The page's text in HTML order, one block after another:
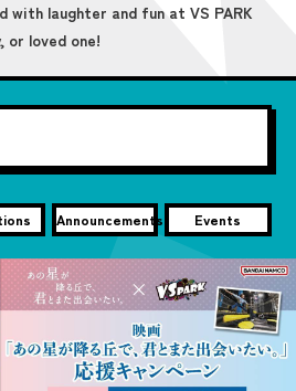
with laughter and fun at VS PARK
loved one!
Announcements Events